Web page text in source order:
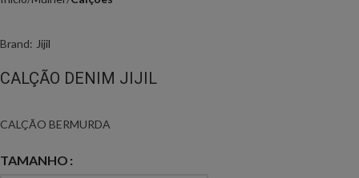
Brand: Jijil
CALÇÃO DENIM JIJIL
CALÇÃO BERMURDA
TAMANHO